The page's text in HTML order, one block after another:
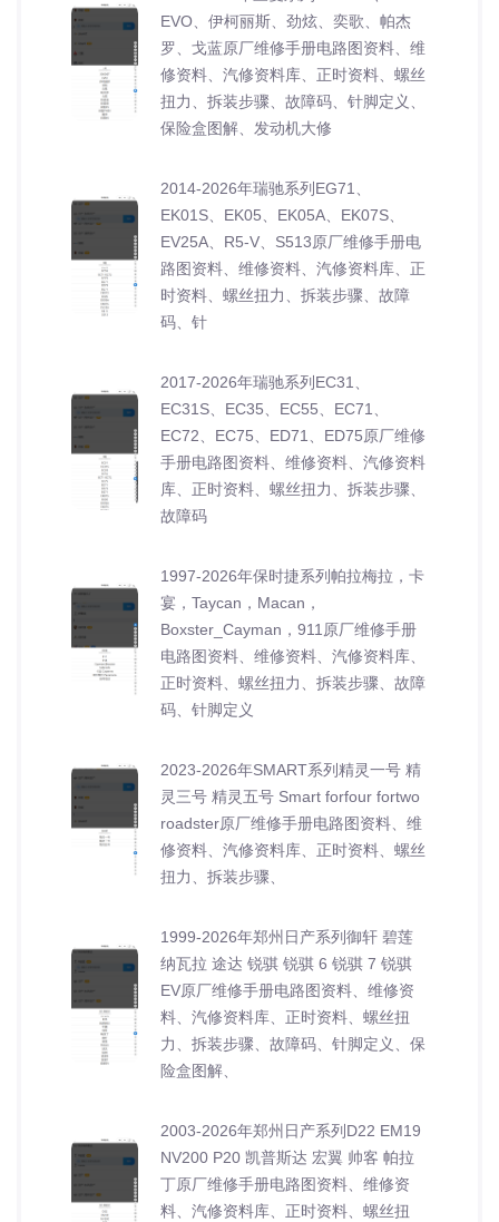
EVO、伊柯丽斯、劲炫、奕歌、帕杰
罗、戈蓝原厂维修手册电路图资料、维
修资料、汽修资料库、正时资料、螺丝
扭力、拆装步骤、故障码、针脚定义、
保险盒图解、发动机大修
2014-2026年瑞驰系列EG71、
EK01S、EK05、EK05A、EK07S、
EV25A、R5-V、S513原厂维修手册电
路图资料、维修资料、汽修资料库、正
时资料、螺丝扭力、拆装步骤、故障
码、针
2017-2026年瑞驰系列EC31、
EC31S、EC35、EC55、EC71、
EC72、EC75、ED71、ED75原厂维修
手册电路图资料、维修资料、汽修资料
库、正时资料、螺丝扭力、拆装步骤、
故障码
1997-2026年保时捷系列帕拉梅拉，卡
宴，Taycan，Macan，
Boxster_Cayman，911原厂维修手册
电路图资料、维修资料、汽修资料库、
正时资料、螺丝扭力、拆装步骤、故障
码、针脚定义
2023-2026年SMART系列精灵一号 精
灵三号 精灵五号 Smart forfour fortwo
roadster原厂维修手册电路图资料、维
修资料、汽修资料库、正时资料、螺丝
扭力、拆装步骤、
1999-2026年郑州日产系列御轩 碧莲
纳瓦拉 途达 锐骐 锐骐 6 锐骐 7 锐骐
EV原厂维修手册电路图资料、维修资
料、汽修资料库、正时资料、螺丝扭
力、拆装步骤、故障码、针脚定义、保
险盒图解、
2003-2026年郑州日产系列D22 EM19
NV200 P20 凯普斯达 宏翼 帅客 帕拉
丁原厂维修手册电路图资料、维修资
料、汽修资料库、正时资料、螺丝扭